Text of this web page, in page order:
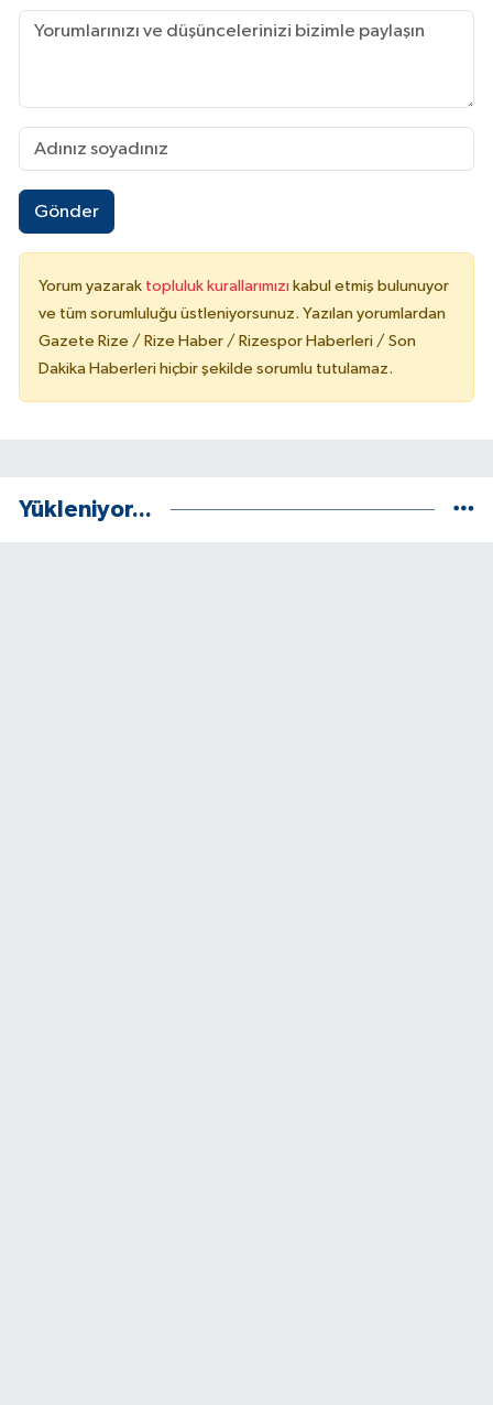
Gönder
Yorum yazarak topluluk kurallarımızı kabul etmiş bulunuyor
ve tüm sorumluluğu üstleniyorsunuz. Yazılan yorumlardan
Gazete Rize / Rize Haber / Rizespor Haberleri / Son
Dakika Haberleri hiçbir şekilde sorumlu tutulamaz.
Yükleniyor...